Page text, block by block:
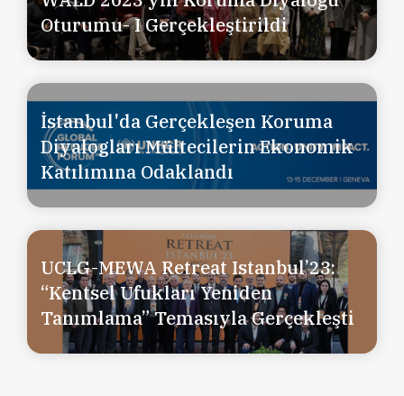
Oturumu- I Gerçekleştirildi
İstanbul'da Gerçekleşen Koruma
Diyalogları Mültecilerin Ekonomik
Katılımına Odaklandı
UCLG-MEWA Retreat Istanbul’23:
“Kentsel Ufukları Yeniden
Tanımlama” Temasıyla Gerçekleşti